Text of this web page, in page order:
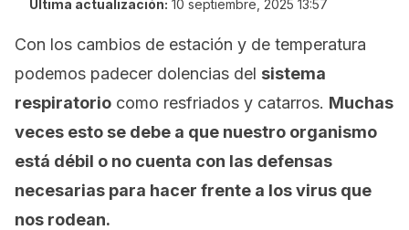
Última actualización: 10 septiembre, 2025 13:57
Con los cambios de estación y de temperatura
podemos padecer dolencias del sistema
respiratorio como resfriados y catarros. Muchas
veces esto se debe a que nuestro organismo
está débil o no cuenta con las defensas
necesarias para hacer frente a los virus que
nos rodean.